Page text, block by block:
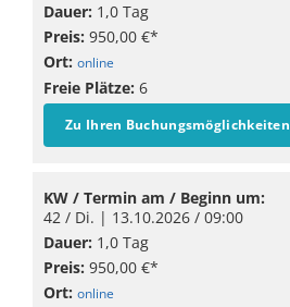
Dauer: 1,0 Tag
Preis: 950,00 €*
Ort: online
Freie Plätze: 6
Zu Ihren Buchungsmöglichkeiten
KW / Termin am / Beginn um:
42 / Di. | 13.10.2026 / 09:00
Dauer: 1,0 Tag
Preis: 950,00 €*
Ort: online